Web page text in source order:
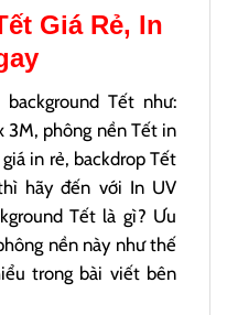
Giá Rẻ, In
Tết như:
3M, phông nền Tết in
in rẻ, backdrop Tết
hãy đến với In UV
Tết là gì? Ưu
nền này như thế
trong bài viết bên